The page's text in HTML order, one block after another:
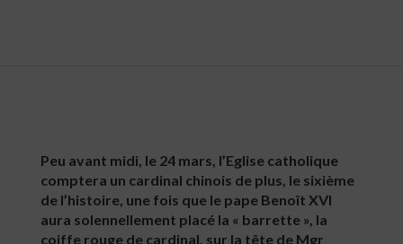
Peu avant midi, le 24 mars, l’Eglise catholique
comptera un cardinal chinois de plus, le sixième
de l’histoire, une fois que le pape Benoît XVI
aura solennellement placé la « barrette », la
coiffe rouge de cardinal, sur la tête de Mgr